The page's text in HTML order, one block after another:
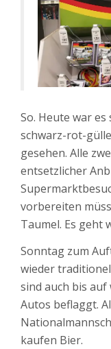
So. Heute war
schwarz-rot-
gesehen. Alle
entsetzlicher
vorbereiten
Taumel. Es geht
Sonntag zum
wieder
sind auch bis auf
Autos beflaggt.
kaufen Bier.